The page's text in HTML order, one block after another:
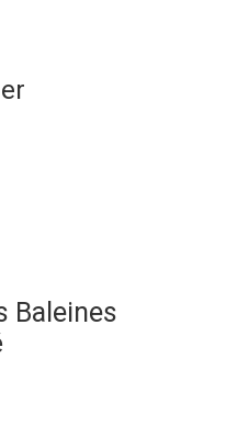
Baleines